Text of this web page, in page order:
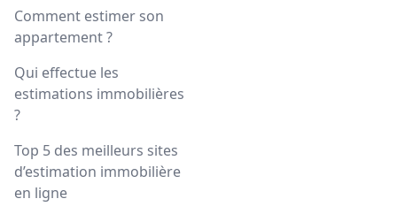
Comment estimer son
appartement ?
Qui effectue les
estimations immobilières
?
Top 5 des meilleurs sites
d’estimation immobilière
en ligne